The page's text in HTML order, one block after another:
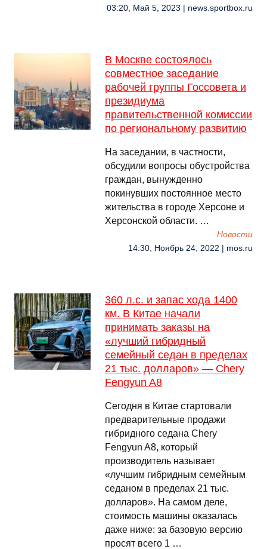
03:20, Май 5, 2023 | news.sportbox.ru
В Москве состоялось
совместное заседание
рабочей группы Госсовета и
президиума
правительственной комиссии
по региональному развитию
На заседании, в частности,
обсудили вопросы обустройства
граждан, вынужденно
покинувших постоянное место
жительства в городе Херсоне и
Херсонской области. …
Новости
14:30, Ноябрь 24, 2022 | mos.ru
360 л.с. и запас хода 1400
км. В Китае начали
принимать заказы на
«лучший гибридный
семейный седан в пределах
21 тыс. долларов» — Chery
Fengyun A8
Сегодня в Китае стартовали
предварительные продажи
гибридного седана Chery
Fengyun A8, который
производитель называет
«лучшим гибридным семейным
седаном в пределах 21 тыс.
долларов». На самом деле,
стоимость машины оказалась
даже ниже: за базовую версию
просят всего 1 …